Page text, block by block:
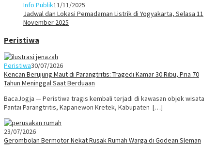
Info Publik11/11/2025
Jadwal dan Lokasi Pemadaman Listrik di Yogyakarta, Selasa 11
November 2025
Peristiwa
Peristiwa30/07/2026
Kencan Berujung Maut di Parangtritis: Tragedi Kamar 30 Ribu, Pria 70
Tahun Meninggal Saat Berduaan
BacaJogja — Peristiwa tragis kembali terjadi di kawasan objek wisata
Pantai Parangtritis, Kapanewon Kretek, Kabupaten […]
23/07/2026
Gerombolan Bermotor Nekat Rusak Rumah Warga di Godean Sleman